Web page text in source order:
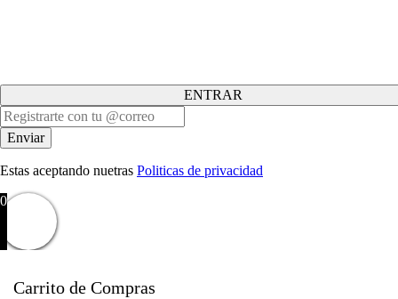
ENTRAR
Estas aceptando nuetras Politicas de privacidad
0
Carrito de Compras